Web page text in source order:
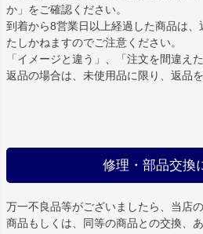
か」をご確認ください。
到着から8営業日以上経過した商品は
たしかねますのでご注意ください。
「イメージと違う」、「注文を間違え
返品の場合は、未使用品に限り、返品を
修理・部品交換
万一不良品等がございましたら、当店
商品もしくは、同等の商品との交換、